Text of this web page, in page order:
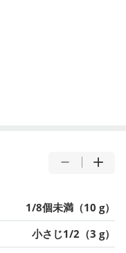
1/8個未満（10 g）
小さじ1/2（3 g）